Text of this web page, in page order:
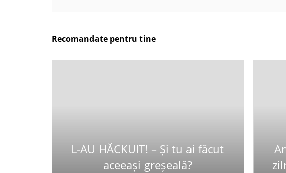
Recomandate pentru tine
L-AU HĂCKUIT! – Și tu ai făcut
aceeași greșeală?